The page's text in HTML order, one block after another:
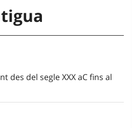
des del segle XXX aC fins al